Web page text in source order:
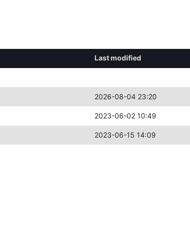
Last modified
2026-08-04 23:20
2023-06-02 10:49
2023-06-15 14:09